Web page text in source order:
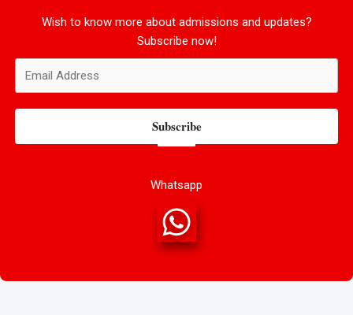
Wish to know more about admissions and updates?
Subscribe now!
Subscribe
Whatsapp